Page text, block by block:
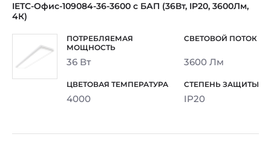
IETC-Офис-109084-36-3600 с БАП (36Вт, IP20, 3600Лм,
4К)
36 Вт 3600 Лм
4000 IP20